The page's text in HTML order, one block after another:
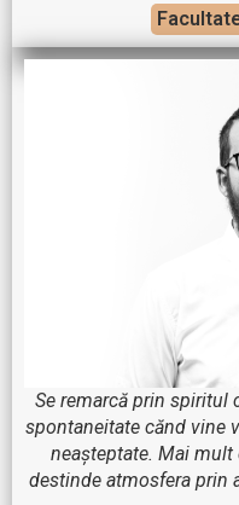
Se remarcă prin spiritul
spontaneitate cănd vine
neașteptate. Mai mult
destinde atmosfera prin